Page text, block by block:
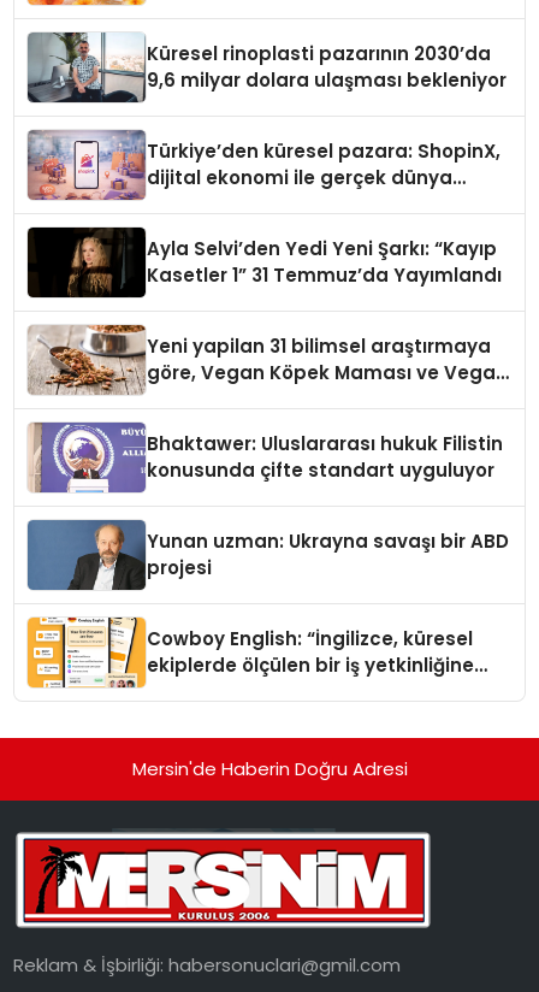
Küresel rinoplasti pazarının 2030’da
9,6 milyar dolara ulaşması bekleniyor
Türkiye’den küresel pazara: ShopinX,
dijital ekonomi ile gerçek dünya
Ayla Selvi’den Yedi Yeni Şarkı: “Kayıp
Kasetler 1” 31 Temmuz’da Yayımlandı
Yeni yapilan 31 bilimsel araştırmaya
göre, Vegan Köpek Maması ve Vegan
Bhaktawer: Uluslararası hukuk Filistin
konusunda çifte standart uyguluyor
Yunan uzman: Ukrayna savaşı bir ABD
projesi
Cowboy English: “İngilizce, küresel
ekiplerde ölçülen bir iş yetkinliğine
Mersin'de Haberin Doğru Adresi
Reklam & İşbirliği:habersonuclari@gmil.com